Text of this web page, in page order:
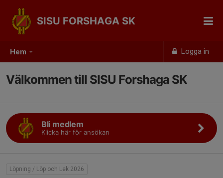
Hem Logga in
SISU FORSHAGA SK
Välkommen till SISU Forshaga SK
Bli medlem
Klicka här för ansökan
Löpning / Löp och Lek 2026